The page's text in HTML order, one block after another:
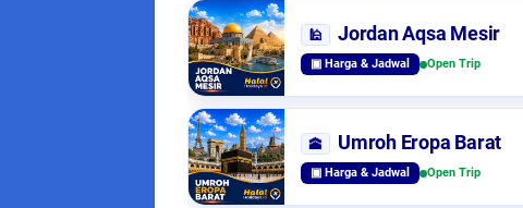
🕌 Jordan Aqsa Mesir
▣ Harga & Jadwal Open Trip
🕋 Umroh Eropa Barat
▣ Harga & Jadwal Open Trip